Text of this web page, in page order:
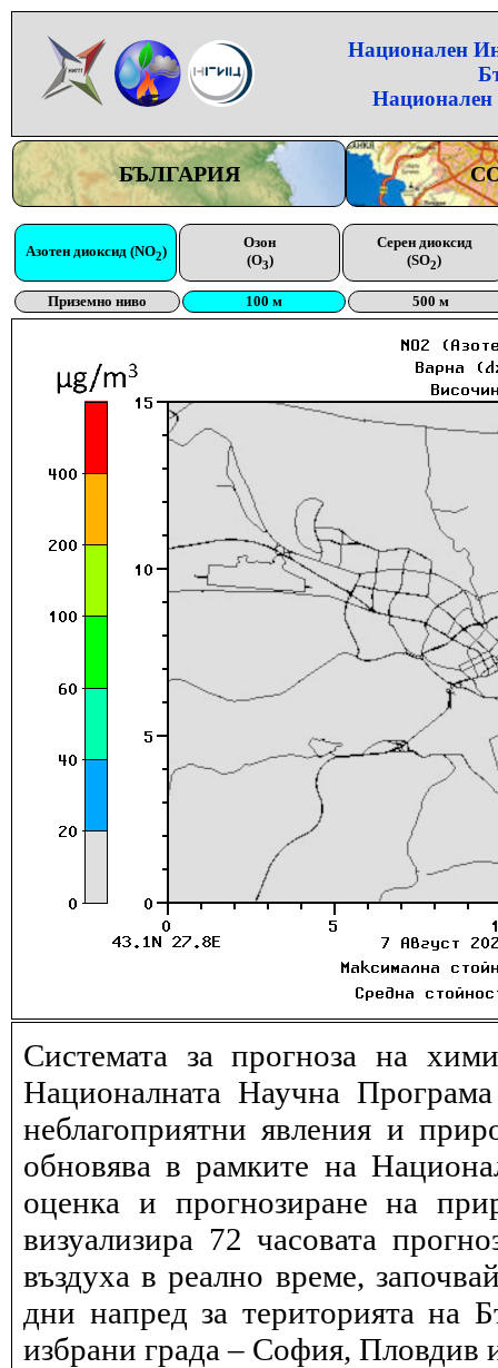
Национален
Национален
БЪЛГАРИЯ
Азотен диоксид (NO2)
Озон
(O3)
Серен диоксид
(SO2)
Приземно ниво 100 м 500 м
Системата за прогноза на
Националната Научна
неблагоприятни явления и
обновява в рамките на
оценка и прогнозиране на
визуализира 72 часовата
въздуха в реално време,
дни напред за територията на
избрани града – София, Пловдив